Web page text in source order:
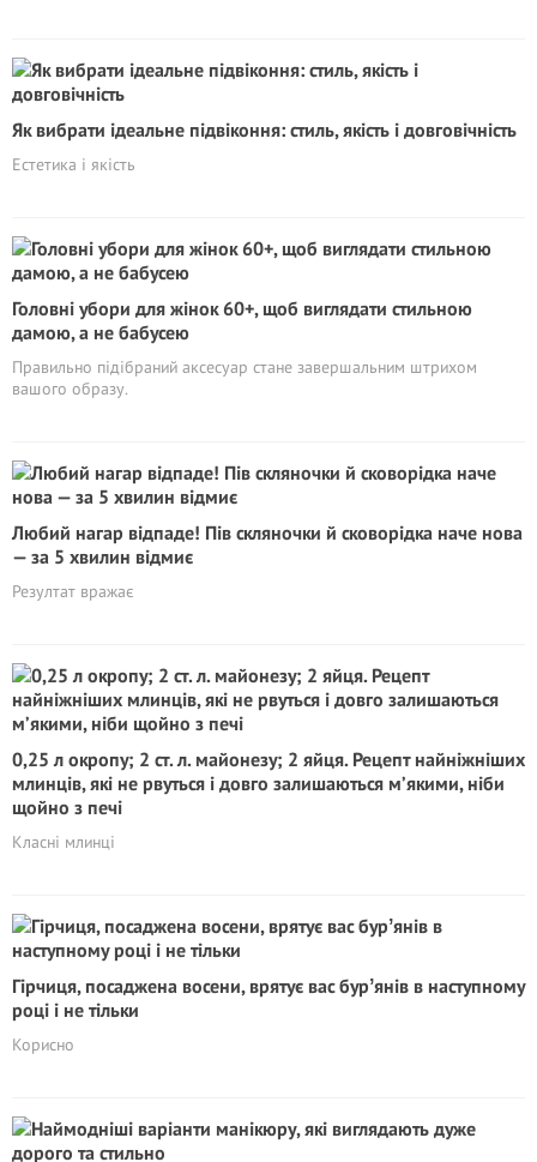
Як вибрати ідеальне підвіконня: стиль, якість і довговічність
Естетика і якість
Головні убори для жінок 60+, щоб виглядати стильною
дамою, а не бабуceю
Правильно підібраний аксесуар стане завершальним штрихом
вашого образу.
Любий нагар відпаде! Пів скляночки й сковорідка наче нова
— за 5 хвилин відмиє
Резултат вражає
0,25 л окропу; 2 ст. л. майонезу; 2 яйця. Рецепт найніжніших
млинців, які не рвyться і довго залишаються м’якими, ніби
щойно з печі
Класні млинці
Гірчиця, посаджена восени, врятує вас бурʼянів в наступному
році і не тільки
Корисно